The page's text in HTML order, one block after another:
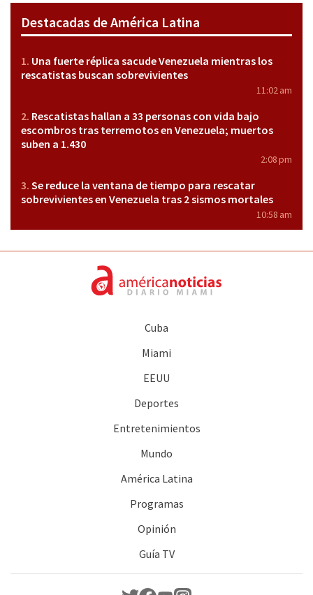
Destacadas de América Latina
Una fuerte réplica sacude Venezuela mientras los
rescatistas buscan sobrevivientes
11:02 am
Rescatistas hallan a 33 personas con vida bajo
escombros tras terremotos en Venezuela; muertos
suben a 1.430
2:08 pm
Se reduce la ventana de tiempo para rescatar
sobrevivientes en Venezuela tras 2 sismos mortales
10:58 am
Cuba
Miami
EEUU
Deportes
Entretenimientos
Mundo
América Latina
Programas
Opinión
Guía TV